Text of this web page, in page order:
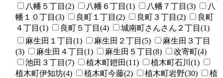
八幡５丁目(2)
八幡６丁目(1) 八幡７丁目(3)
八
幡１０丁目(3)
良町１丁目(2) 良町３丁目(2)
良町
４丁目(1)
良町５丁目(4) 城南町さんさん２丁目(1)
麻生田１丁目(1) 麻生田２丁目(5)
麻生田３丁目
(3)
麻生田４丁目(1) 麻生田５丁目(8)
改寄町(4)
池田３丁目(7)
植木町鐙田(11)
植木町石川(1)
植木町伊知坊(4)
植木町今藤(2) 植木町岩野(30)
植